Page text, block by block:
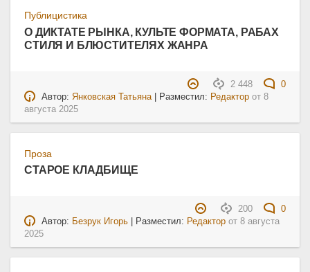
Публицистика
О ДИКТАТЕ РЫНКА, КУЛЬТЕ ФОРМАТА, РАБАХ
СТИЛЯ И БЛЮСТИТЕЛЯХ ЖАНРА
2 448
0
Автор: Янковская Татьяна | Разместил: Редактор от8
августа 2025
Проза
СТАРОЕ КЛАДБИЩЕ
200
0
Автор: Безрук Игорь | Разместил: Редактор от8 августа
2025